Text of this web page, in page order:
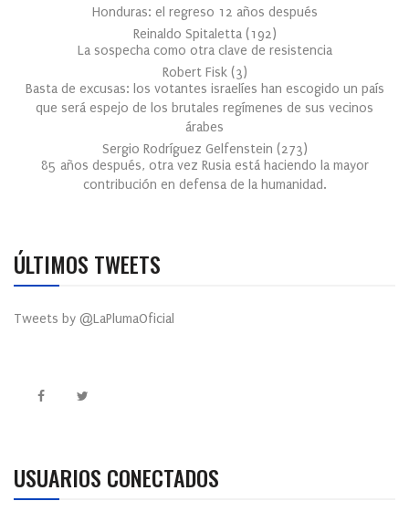
Honduras: el regreso 12 años después
Reinaldo Spitaletta (192)
La sospecha como otra clave de resistencia
Robert Fisk (3)
Basta de excusas: los votantes israelíes han escogido un país
que será espejo de los brutales regímenes de sus vecinos
árabes
Sergio Rodríguez Gelfenstein (273)
85 años después, otra vez Rusia está haciendo la mayor
contribución en defensa de la humanidad.
ÚLTIMOS TWEETS
Tweets by @LaPlumaOficial
USUARIOS CONECTADOS